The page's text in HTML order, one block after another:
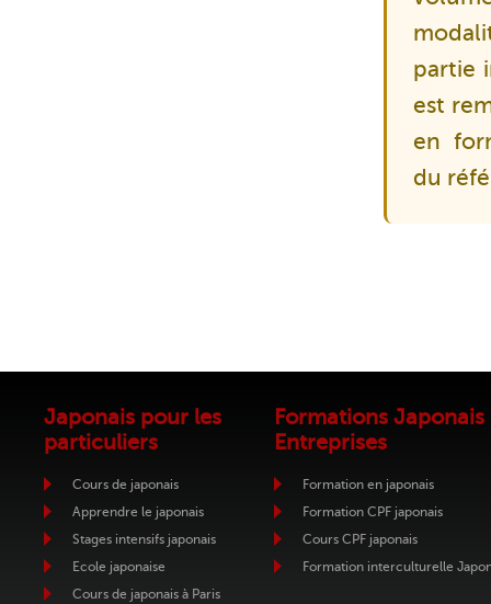
partie
est
en
du
Japonais pour les
particuliers
Cours de japonais
Apprendre le japonais
Stages intensifs japonais
Ecole japonaise
Cours de japonais à Paris
Formations Japonais
Entreprises
Formation en japonais
Formation CPF japonais
Cours CPF japonais
Formation interculturelle